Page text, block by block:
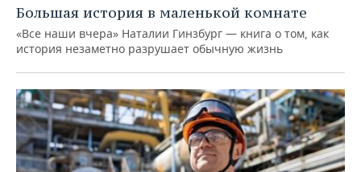
Большая история в маленькой комнате
«Все наши вчера» Наталии Гинзбург — книга о том, как
история незаметно разрушает обычную жизнь